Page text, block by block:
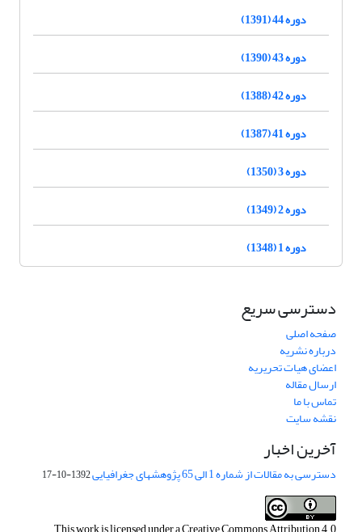
دوره 44 (1391)
دوره 43 (1390)
دوره 42 (1388)
دوره 41 (1387)
دوره 3 (1350)
دوره 2 (1349)
دوره 1 (1348)
دسترسی سریع
صفحه اصلی
درباره نشریه
اعضای هیات تحریریه
ارسال مقاله
تماس با ما
نقشه سایت
آخرین اخبار
دسترسی به مقالات از شماره 1 الی 65 پژوهشهای جغرافیایی 1392-10-17